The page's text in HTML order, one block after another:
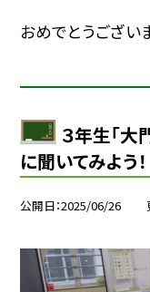
おめでとうござい
３年生「
に聞いてみよ
公開日 2025/06/26